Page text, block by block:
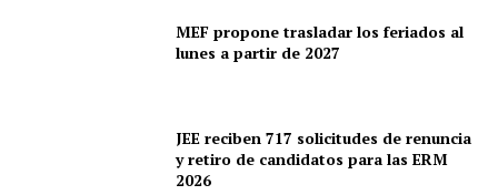
MEF propone trasladar los feriados al
lunes a partir de 2027
JEE reciben 717 solicitudes de renuncia
y retiro de candidatos para las ERM
2026